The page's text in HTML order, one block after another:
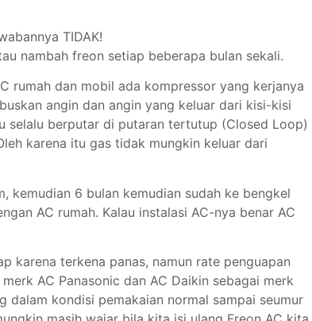
TIDAK!
nambah freon setiap beberapa bulan sekali.
rumah dan mobil ada kompressor yang kerjanya
angin dan angin yang keluar dari kisi-kisi
selalu berputar di putaran tertutup (Closed Loop)
karena itu gas tidak mungkin keluar dari
kemudian 6 bulan kemudian sudah ke bengkel
AC rumah. Kalau instalasi AC-nya benar AC
karena terkena panas, namun rate penguapan
AC Panasonic dan AC Daikin sebagai merk
kondisi pemakaian normal sampai seumur